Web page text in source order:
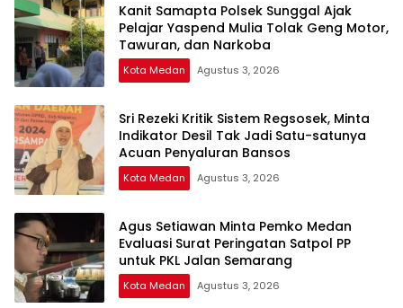
Kanit Samapta Polsek Sunggal Ajak
Pelajar Yaspend Mulia Tolak Geng Motor,
Tawuran, dan Narkoba
Kota Medan Agustus 3, 2026
Sri Rezeki Kritik Sistem Regsosek, Minta
Indikator Desil Tak Jadi Satu-satunya
Acuan Penyaluran Bansos
Kota Medan Agustus 3, 2026
Agus Setiawan Minta Pemko Medan
Evaluasi Surat Peringatan Satpol PP
untuk PKL Jalan Semarang
Kota Medan Agustus 3, 2026